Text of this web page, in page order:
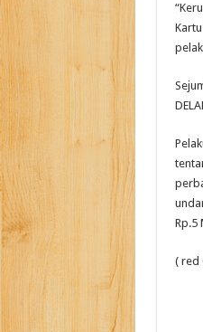
Rp.5
( red